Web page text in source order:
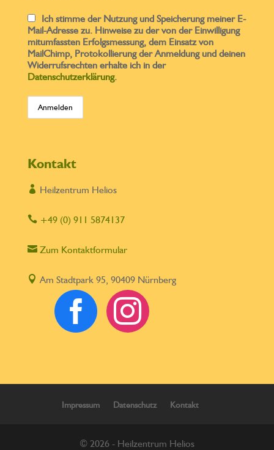
Ich stimme der Nutzung und Speicherung meiner E-
Mail-Adresse zu. Hinweise zu der von der Einwilligung
mitumfassten Erfolgsmessung, dem Einsatz von
MailChimp, Protokollierung der Anmeldung und deinen
Widerrufsrechten erhalte ich in der
Datenschutzerklärung.
Kontakt
 Heilzentrum Helios
+49 (0) 911 5874137
Zum Kontaktformular
 Am Stadtpark 95, 90409 Nürnberg
 
Impressum Datenschutz Kontakt
© 2026 - Heilzentrum Helios